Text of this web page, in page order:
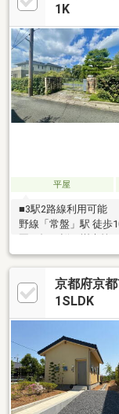
校 約490ｍ・京都
1K
平屋
■3駅2路線利用可
野線「常盤」駅 徒
ームプラン等のご
会社立会いのご内
住宅ローンのご相談
さいませ！
京都府京
1SLDK